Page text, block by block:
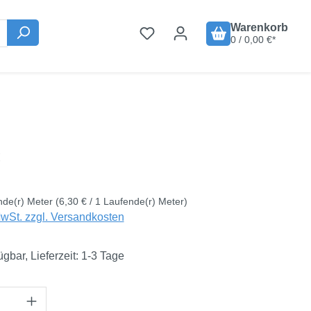
Warenkorb
0 / 0,00 €*
Meter (6,30 € / 1 Laufende(r) Meter)
zzgl. Versandkosten
Lieferzeit: 1-3 Tage
Gib den gewünschten Wert ein